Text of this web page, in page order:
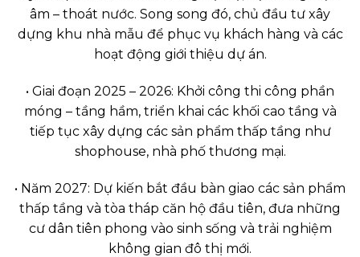
âm – thoát nước. Song song đó, chủ đầu tư xây
dựng khu nhà mẫu để phục vụ khách hàng và các
hoạt động giới thiệu dự án.
• Giai đoạn 2025 – 2026: Khởi công thi công phần
móng – tầng hầm, triển khai các khối cao tầng và
tiếp tục xây dựng các sản phẩm thấp tầng như
shophouse, nhà phố thương mại.
• Năm 2027: Dự kiến bắt đầu bàn giao các sản phẩm
thấp tầng và tòa tháp căn hộ đầu tiên, đưa những
cư dân tiên phong vào sinh sống và trải nghiệm
không gian đô thị mới.